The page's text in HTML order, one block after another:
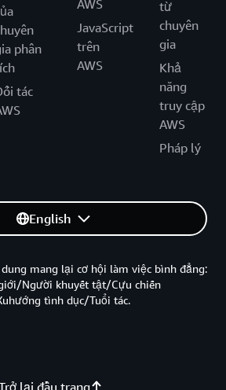
phân
tác
AWS
JavaScript
trên
AWS
từ
chuyên
gia
Khả
năng
truy cập
AWS
Pháp lý
English
mang lại cơ hội làm việc bình đẳng:
Người khuyết tật/Cựu chiến
tình dục/Tuổi tác.